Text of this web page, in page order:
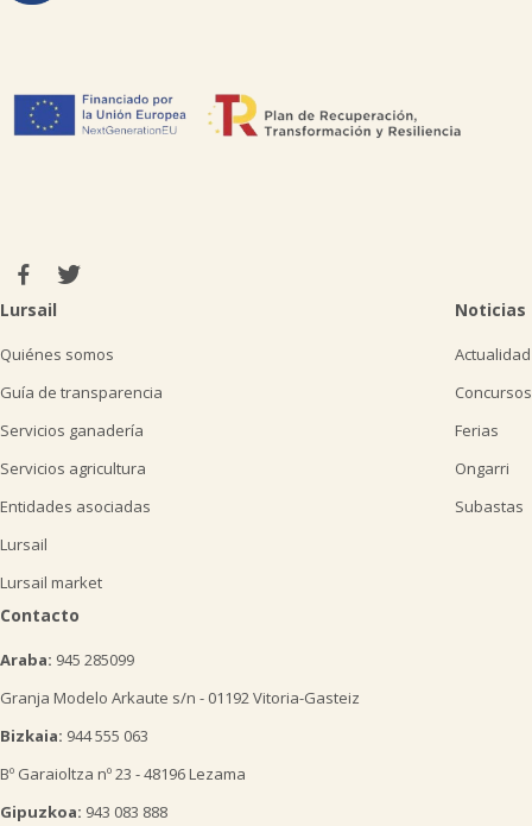
Lursail
Quiénes somos
Guía de transparencia
Servicios ganadería
Servicios agricultura
Entidades asociadas
Lursail
Lursail market
Noticias
Actualidad
Concursos
Ferias
Ongarri
Subastas
Contacto
Araba: 945 285099
Granja Modelo Arkaute s/n - 01192 Vitoria-Gasteiz
Bizkaia: 944 555 063
Bº Garaioltza nº 23 - 48196 Lezama
Gipuzkoa: 943 083 888